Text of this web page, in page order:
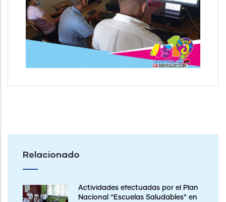
Relacionado
Actividades efectuadas por el Plan
Nacional “Escuelas Saludables” en